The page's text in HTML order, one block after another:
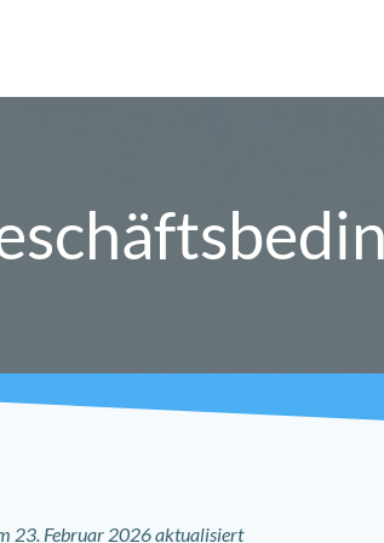
23. Februar 2026 aktualisiert